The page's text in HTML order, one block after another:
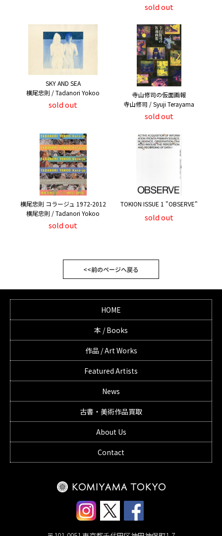
sold out
SKY AND SEA
横尾忠則 / Tadanori Yokoo
sold out
寺山修司の仮面画報
寺山修司 / Syuji Terayama
sold out
横尾忠則 コラージュ 1972-2012
横尾忠則 / Tadanori Yokoo
sold out
TOKION ISSUE 1 "OBSERVE"
sold out
<<前のページへ戻る
HOME
本 / Books
作品 / Art Works
Featured Artists
News
古書・美術作品買取
About Us
Contact